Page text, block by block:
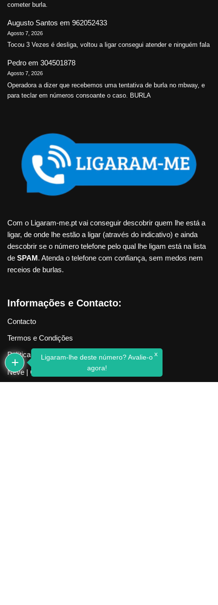
cometer burla.
Augusto Santos em 962052433
Agosto 7, 2026
Tocou 3 Vezes é desliga, voltou a ligar consegui atender e ninguém fala
Pedro em 304501878
Agosto 7, 2026
Operadora a dizer que recebemos uma tentativa de burla no mbway, e
para teclar em números consoante o caso. BURLA
Com o Ligaram-me.pt vai conseguir descobrir quem lhe está a
ligar, de onde lhe estão a ligar (através do indicativo) e ainda
descobrir se o número telefone pelo qual lhe ligam está na lista
de SPAM. Atenda o telefone com confiança, sem medos nem
receios de burlas.
Informações e Contacto:
Contacto
Termos e Condições
Política de Privacidade
Neve| Criado com WordPress
Ligaram-lhe deste número? Avalie-o
agora!
x